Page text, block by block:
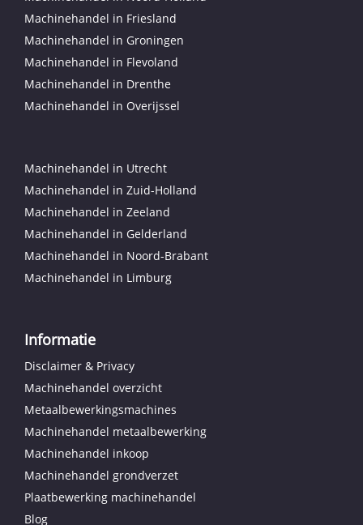
Machinehandel in Friesland
Machinehandel in Groningen
Machinehandel in Flevoland
Machinehandel in Drenthe
Machinehandel in Overijssel
Machinehandel in Utrecht
Machinehandel in Zuid-Holland
Machinehandel in Zeeland
Machinehandel in Gelderland
Machinehandel in Noord-Brabant
Machinehandel in Limburg
Informatie
Disclaimer & Privacy
Machinehandel overzicht
Metaalbewerkingsmachines
Machinehandel metaalbewerking
Machinehandel inkoop
Machinehandel grondverzet
Plaatbewerking machinehandel
Blog